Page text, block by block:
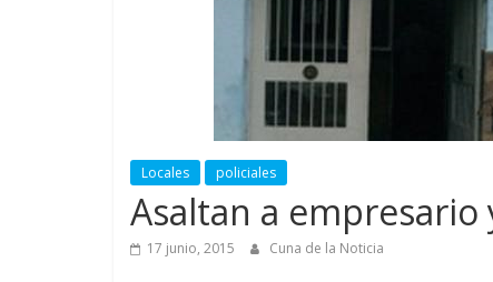
Locales policiales
Asaltan a
17 junio, 2015 Cuna de la Noticia